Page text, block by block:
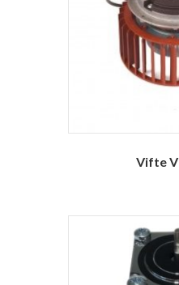
Vifte